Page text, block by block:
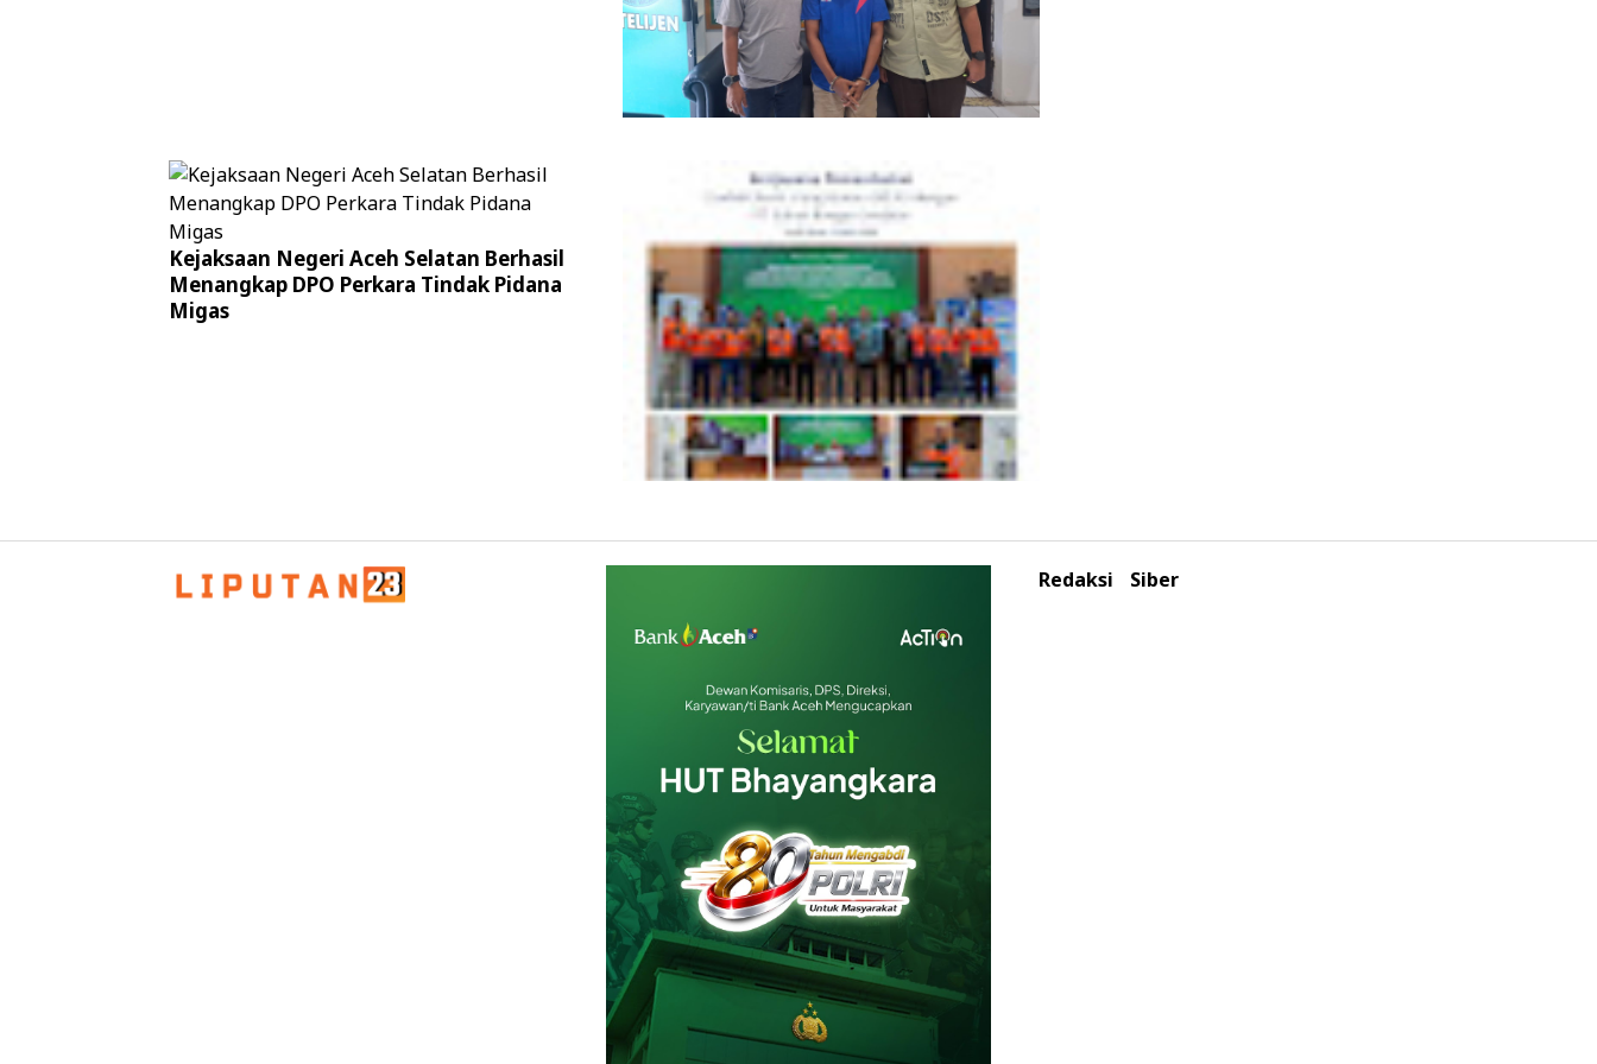
Kejaksaan Negeri Aceh Selatan Berhasil
Menangkap DPO Perkara Tindak Pidana
Migas
Bangun Andalas Jalin Kerja Sama
Pemanfaatan Limbah Racik Uang Kertas
pengelolaan uang Rupiah yang
berkelanjutan melalui pemanfaatan
LRUK sebagai bahan bakar alternatif
dengan metode co-processing.
Redaksi Siber